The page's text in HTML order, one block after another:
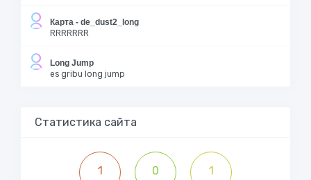
Карта - de_dust2_long
RRRRRRR
Long Jump
es gribu long jump
Статистика сайта
1 0 1